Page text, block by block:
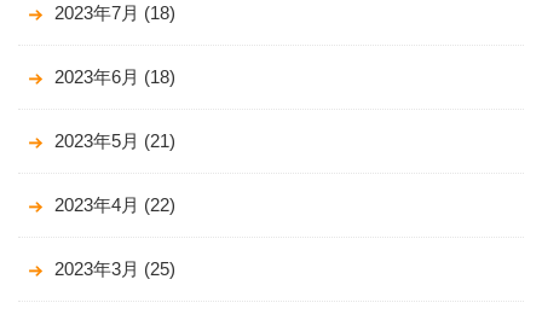
2023年7月 (18)
2023年6月 (18)
2023年5月 (21)
2023年4月 (22)
2023年3月 (25)